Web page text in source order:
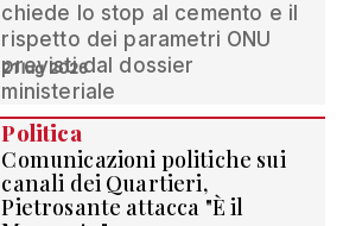
chiede lo stop al cemento e il
rispetto dei parametri ONU
previsti dal dossier
ministeriale
21 lug 2026
Politica
Comunicazioni politiche sui
canali dei Quartieri,
Pietrosante attacca "È il